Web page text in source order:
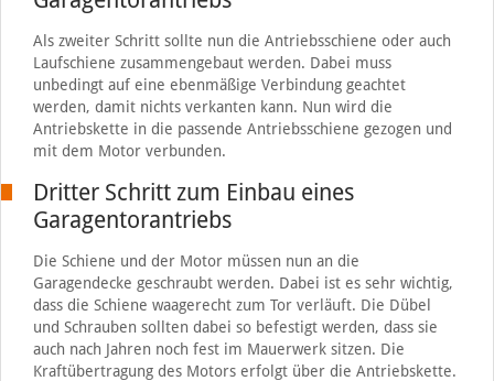
Als zweiter Schritt sollte nun die Antriebsschiene oder auch
Laufschiene zusammengebaut werden. Dabei muss
unbedingt auf eine ebenmäßige Verbindung geachtet
werden, damit nichts verkanten kann. Nun wird die
Antriebskette in die passende Antriebsschiene gezogen und
mit dem Motor verbunden.
Dritter Schritt zum Einbau eines
Garagentorantriebs
Die Schiene und der Motor müssen nun an die
Garagendecke geschraubt werden. Dabei ist es sehr wichtig,
dass die Schiene waagerecht zum Tor verläuft. Die Dübel
und Schrauben sollten dabei so befestigt werden, dass sie
auch nach Jahren noch fest im Mauerwerk sitzen. Die
Kraftübertragung des Motors erfolgt über die Antriebskette.